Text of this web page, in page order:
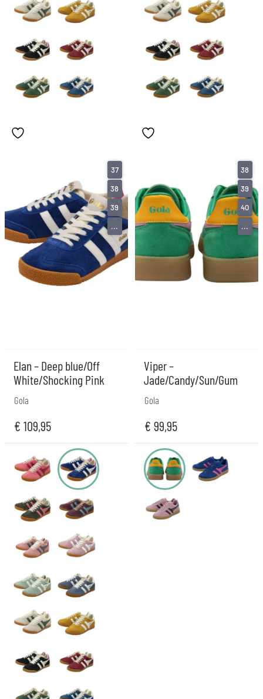
Elan – Deep blue/Off
White/Shocking Pink
Gola
€ 109,95
37
38
39
...
Viper –
Jade/Candy/Sun/Gum
Gola
€ 99,95
38
39
40
...